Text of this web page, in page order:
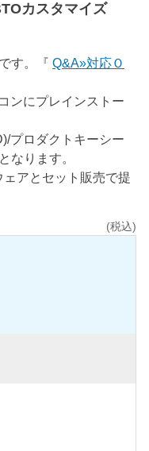
カスタマイズ
す。『 Q&A»対応Ｏ
ンにプレインストー
プロダクトキーシー
なります。
アとセット販売で提
(税込)